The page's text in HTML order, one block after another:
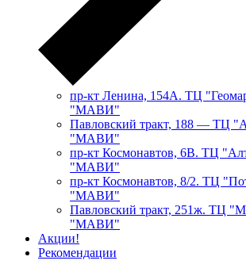
пр-кт Ленина, 154А. ТЦ
"МАВИ"
​Павловский тракт, 188 — ТЦ
"МАВИ"
пр-кт Космонавтов, 6В. ТЦ
"МАВИ"
пр-кт Космонавтов, 8/2. ТЦ
"МАВИ"
Павловский тракт, 251ж. ТЦ
"МАВИ"
Акции!
Рекомендации